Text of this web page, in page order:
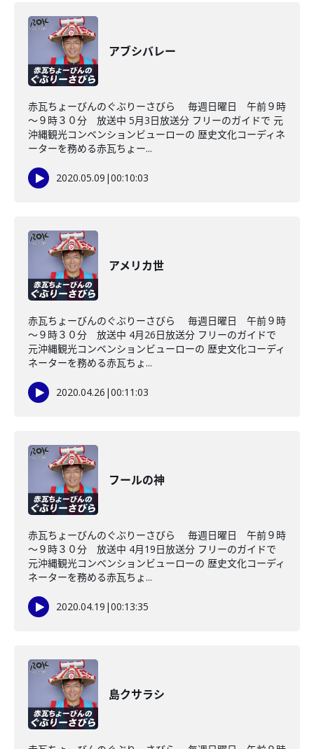
アブシバレー
赤瓦ちょーびんのぐぶりーさびら 毎週日曜日 午前９時
～９時３０分 放送中 5月3日放送分 フリーのガイドで 元
沖縄観光コンベンションビューローの 歴史文化コーディネ
ーターを務める赤瓦ちょー...
2020.05.09 |00:10:03
アメリカ世
赤瓦ちょーびんのぐぶりーさびら 毎週日曜日 午前９時
～９時３０分 放送中 4月26日放送分 フリーのガイドで
元沖縄観光コンベンションビューローの 歴史文化コーディ
ネーターを務める赤瓦ちょ...
2020.04.26 |00:11:03
フールの神
赤瓦ちょーびんのぐぶりーさびら 毎週日曜日 午前９時
～９時３０分 放送中 4月19日放送分 フリーのガイドで
元沖縄観光コンベンションビューローの 歴史文化コーディ
ネーターを務める赤瓦ちょ...
2020.04.19 |00:13:35
島クサラシ